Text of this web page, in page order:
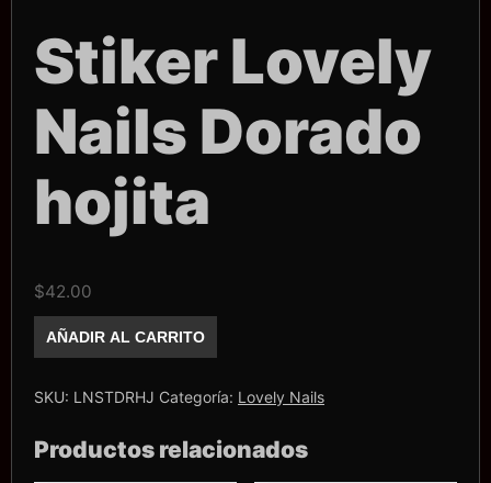
Stiker Lovely
Nails Dorado
hojita
$42.00
Lovely
Nails
hojita
AÑADIR AL CARRITO
SKU: LNSTDRHJ Categoría: Lovely Nails
Productos relacionados